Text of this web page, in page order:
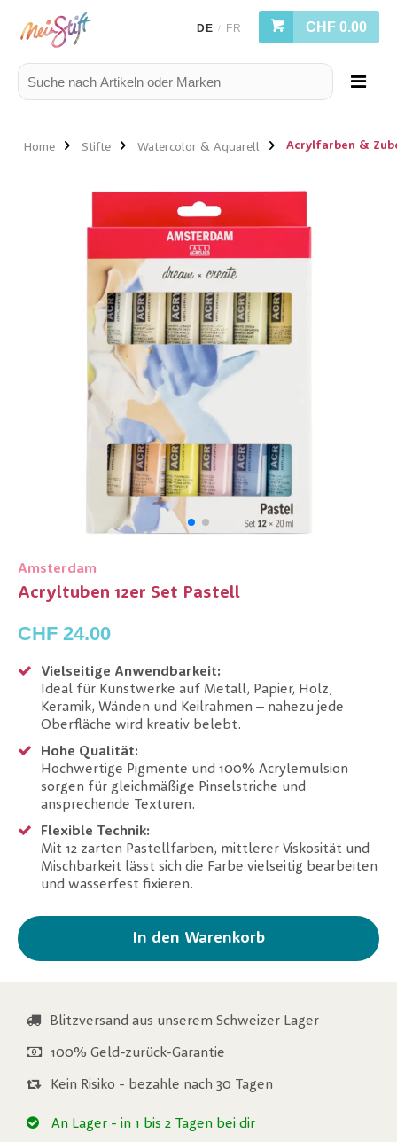
DE / FR CHF 0.00
Home Stifte Watercolor & Aquarell Acrylfarben &
Amsterdam
Acryltuben 12er Set Pastell
CHF 24.00
Vielseitige Anwendbarkeit:
Ideal für Kunstwerke auf Metall, Papier, Holz,
Keramik, Wänden und Keilrahmen – nahezu jede
Oberfläche wird kreativ belebt.
Hohe Qualität:
Hochwertige Pigmente und 100% Acrylemulsion
sorgen für gleichmäßige Pinselstriche und
ansprechende Texturen.
Flexible Technik:
Mit 12 zarten Pastellfarben, mittlerer Viskosität und
Mischbarkeit lässt sich die Farbe vielseitig bearbeiten
und wasserfest fixieren.
In den Warenkorb
Blitzversand aus unserem Schweizer Lager
100% Geld-zurück-Garantie
Kein Risiko - bezahle nach 30 Tagen
An Lager - in 1 bis 2 Tagen bei dir